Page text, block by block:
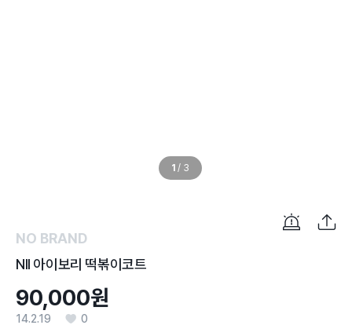
1 / 3
NO BRAND
NII 아이보리 떡볶이코트
90,000원
14.2.19 0